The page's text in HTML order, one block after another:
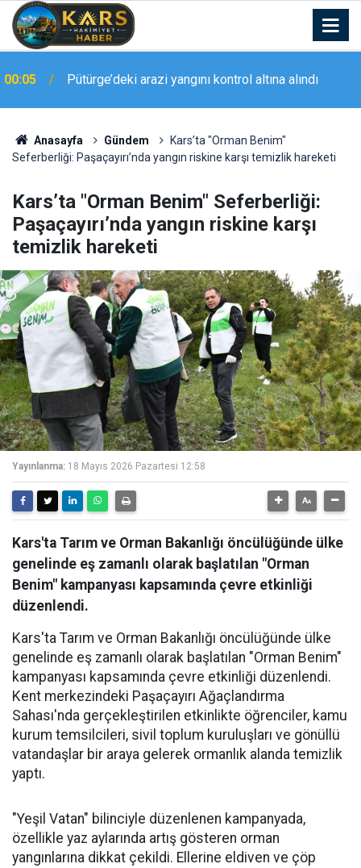
23:20 Elazığ’da geniş kapsamlı asayiş uygulaması
Anasayfa Gündem
Kars’ta "Orman Benim"
Seferberliği: Paşaçayırı’nda yangın riskine karşı temizlik hareketi
Kars’ta "Orman Benim" Seferberliği:
Paşaçayırı’nda yangın riskine karşı
temizlik hareketi
Yayınlanma: 18 Mayıs 2026 Pazartesi 12:58
Kars'ta Tarım ve Orman Bakanlığı öncülüğünde ülke
genelinde eş zamanlı olarak başlatılan "Orman
Benim" kampanyası kapsamında çevre etkinliği
düzenlendi.
Kars'ta Tarım ve Orman Bakanlığı öncülüğünde ülke
genelinde eş zamanlı olarak başlatılan "Orman Benim"
kampanyası kapsamında çevre etkinliği düzenlendi.
Kent merkezindeki Paşaçayırı Ağaçlandırma
Sahası'nda gerçekleştirilen etkinlikte öğrenciler, kamu
kurum temsilcileri, sivil toplum kuruluşları ve gönüllü
vatandaşlar bir araya gelerek ormanlık alanda temizlik
yaptı.
"Yeşil Vatan" bilinciyle düzenlenen kampanyada,
özellikle yaz aylarında artış gösteren orman
yangınlarına dikkat çekildi. Ellerine eldiven ve çöp